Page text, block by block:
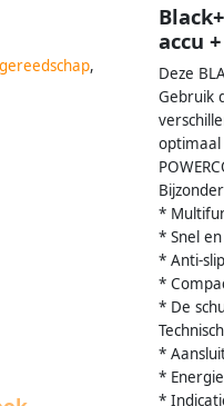
,
accu
Deze
Gebruik
optimaal
*
* Snel
* Anti-
*
* De
*
*
*